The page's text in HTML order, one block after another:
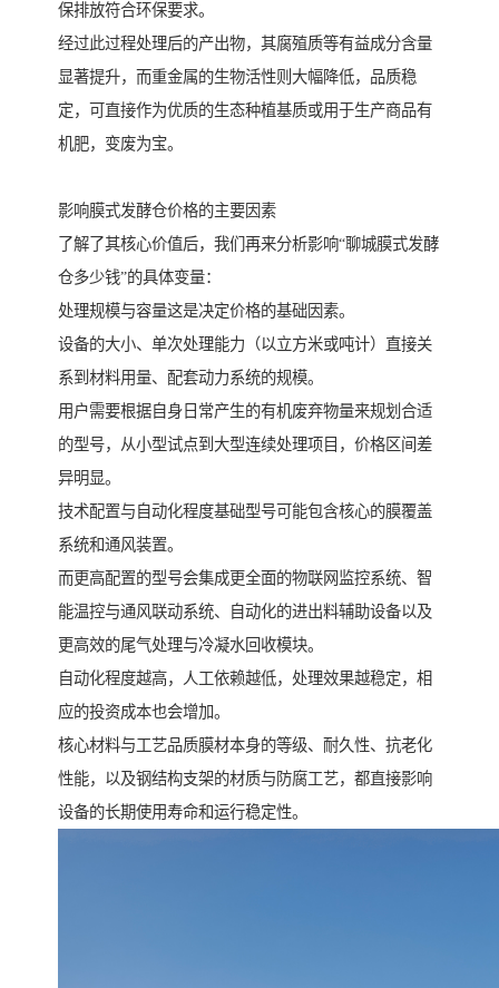
保排放符合环保要求。
经过此过程处理后的产出物，其腐殖质等有益成分含量
显著提升，而重金属的生物活性则大幅降低，品质稳
定，可直接作为优质的生态种植基质或用于生产商品有
机肥，变废为宝。
影响膜式发酵仓价格的主要因素
了解了其核心价值后，我们再来分析影响“聊城膜式发酵
仓多少钱”的具体变量：
处理规模与容量这是决定价格的基础因素。
设备的大小、单次处理能力（以立方米或吨计）直接关
系到材料用量、配套动力系统的规模。
用户需要根据自身日常产生的有机废弃物量来规划合适
的型号，从小型试点到大型连续处理项目，价格区间差
异明显。
技术配置与自动化程度基础型号可能包含核心的膜覆盖
系统和通风装置。
而更高配置的型号会集成更全面的物联网监控系统、智
能温控与通风联动系统、自动化的进出料辅助设备以及
更高效的尾气处理与冷凝水回收模块。
自动化程度越高，人工依赖越低，处理效果越稳定，相
应的投资成本也会增加。
核心材料与工艺品质膜材本身的等级、耐久性、抗老化
性能，以及钢结构支架的材质与防腐工艺，都直接影响
设备的长期使用寿命和运行稳定性。